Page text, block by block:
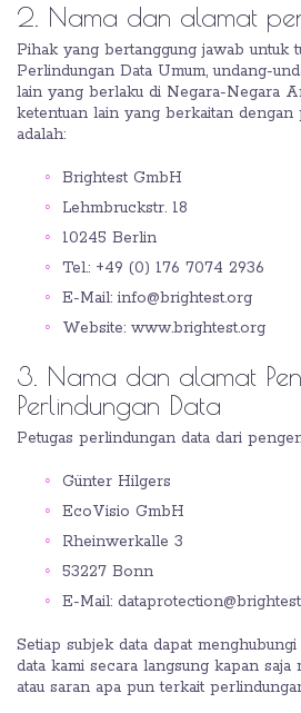
2. Nama dan alamat
Pihak yang bertanggung jawab untuk
Perlindungan Data Umum, undang-
lain yang berlaku di Negara-Negara
ketentuan lain yang berkaitan dengan
adalah:
Brightest GmbH
Lehmbruckstr. 18
10245 Berlin
Tel.: +49 (0) 176 7074 2936
E-Mail: info@brightest.org
Website: www.brightest.org
3. Nama dan alamat
Perlindungan Data
Petugas perlindungan data dari
Günter Hilgers
EcoVisio GmbH
Rheinwerkalle 3
53227 Bonn
E-Mail:
Setiap subjek data dapat
data kami secara langsung kapan saja
atau saran apa pun terkait